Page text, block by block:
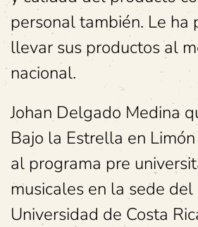
personal también. Le ha
llevar sus productos al
nacional.
Johan Delgado Medina
Bajo la Estrella en
al programa pre
musicales en la sede
Universidad de Costa